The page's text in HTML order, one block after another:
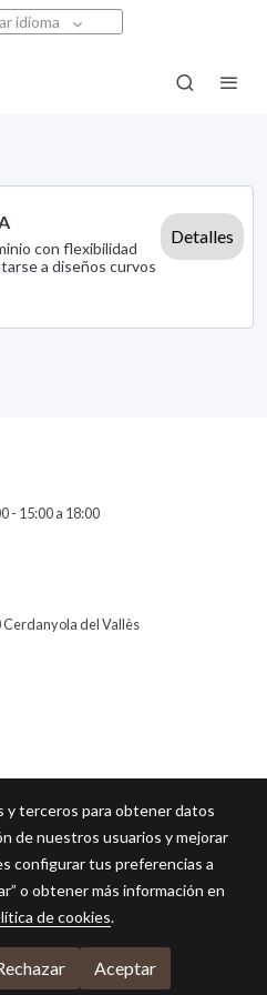
idioma
con flexibilidad
a diseños curvos
Detalles
- 15:00 a 18:00
Cerdanyola del Vallès
y terceros para obtener datos
de nuestros usuarios y mejorar
configurar tus preferencias a
o obtener más información en
de cookies.
Aceptar